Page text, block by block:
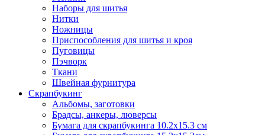
Наборы для шитья
Нитки
Ножницы
Приспособления для шитья и кроя
Пуговицы
Пэчворк
Ткани
Швейная фурнитура
Скрапбукинг
Альбомы, заготовки
Брадсы, анкеры, люверсы
Бумага для скрапбукинга 10.2х15.3 см